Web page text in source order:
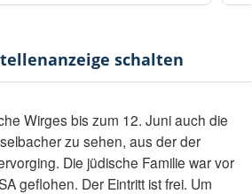
schalten
Wirges bis zum 12. Juni auch die
zu sehen, aus der der
Die jüdische Familie war vor
geflohen. Der Eintritt ist frei. Um